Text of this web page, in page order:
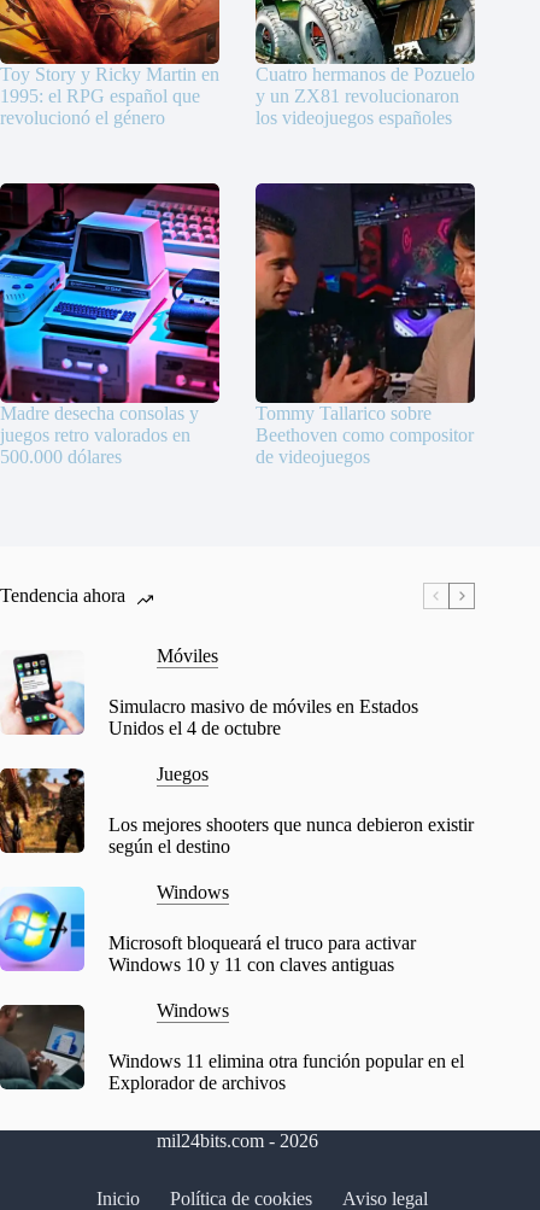
Toy Story y Ricky Martin en
1995: el RPG español que
revolucionó el género
Cuatro hermanos de Pozuelo
y un ZX81 revolucionaron
los videojuegos españoles
Madre desecha consolas y
juegos retro valorados en
500.000 dólares
Tommy Tallarico sobre
Beethoven como compositor
de videojuegos
Tendencia ahora
Móviles
Simulacro masivo de móviles en Estados
Unidos el 4 de octubre
Juegos
Los mejores shooters que nunca debieron existir
según el destino
Windows
Microsoft bloqueará el truco para activar
Windows 10 y 11 con claves antiguas
Windows
Windows 11 elimina otra función popular en el
Explorador de archivos
mil24bits.com - 2026
Inicio Política de cookies Aviso legal